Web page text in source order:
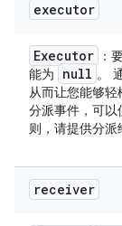
executor
Executor ：
能为
null 。
从而让您能够
分派事件，可以
则，请提供分派
receiver